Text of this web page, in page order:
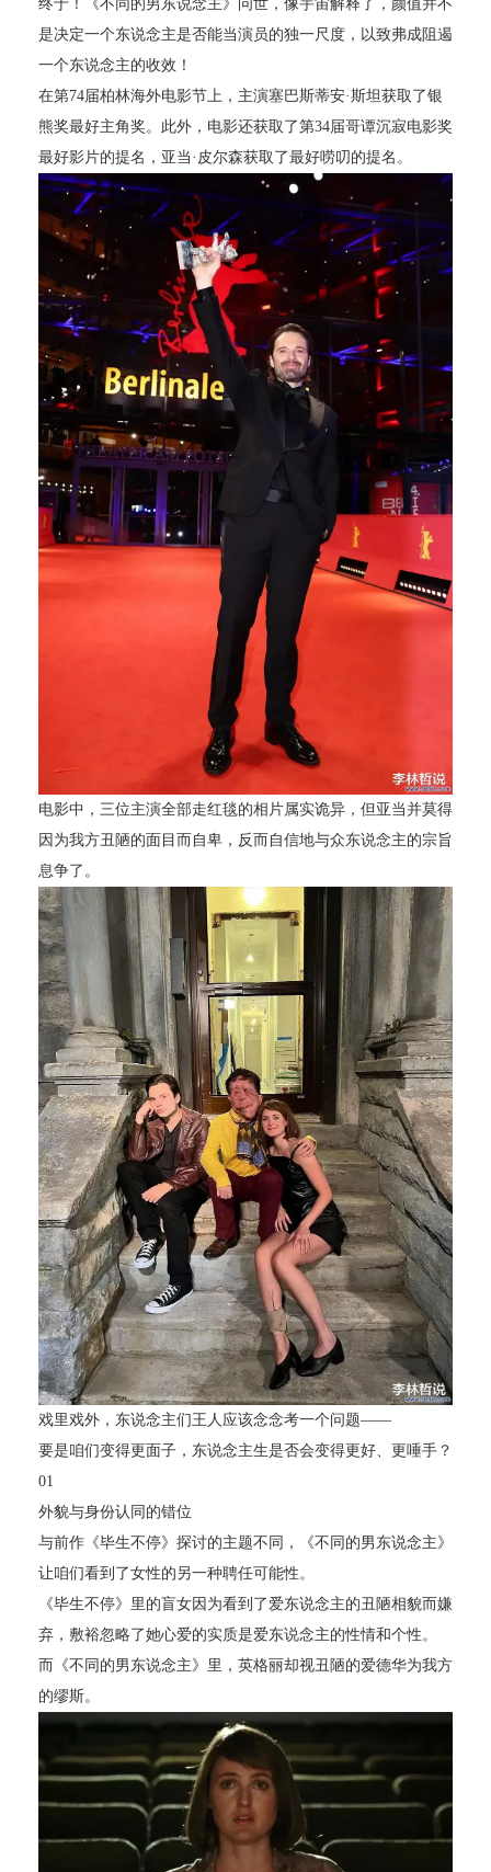
终于！《不同的男东说念主》问世，像宇宙解释了，颜值并不
是决定一个东说念主是否能当演员的独一尺度，以致弗成阻遏
一个东说念主的收效！
在第74届柏林海外电影节上，主演塞巴斯蒂安·斯坦获取了银
熊奖最好主角奖。此外，电影还获取了第34届哥谭沉寂电影奖
最好影片的提名，亚当·皮尔森获取了最好唠叨的提名。
电影中，三位主演全部走红毯的相片属实诡异，但亚当并莫得
因为我方丑陋的面目而自卑，反而自信地与众东说念主的宗旨
息争了。
戏里戏外，东说念主们王人应该念念考一个问题——
要是咱们变得更面子，东说念主生是否会变得更好、更唾手？
01
外貌与身份认同的错位
与前作《毕生不停》探讨的主题不同，《不同的男东说念主》
让咱们看到了女性的另一种聘任可能性。
《毕生不停》里的盲女因为看到了爱东说念主的丑陋相貌而嫌
弃，敷裕忽略了她心爱的实质是爱东说念主的性情和个性。
而《不同的男东说念主》里，英格丽却视丑陋的爱德华为我方
的缪斯。